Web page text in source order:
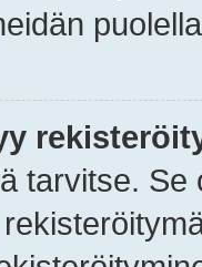
tarvitse.